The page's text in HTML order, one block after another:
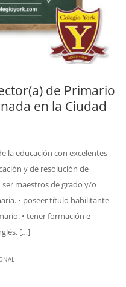
de Primario
en la Ciudad
la educación con excelentes
y de resolución de
maestros de grado y/o
• poseer título habilitante
• tener formación e
[…]